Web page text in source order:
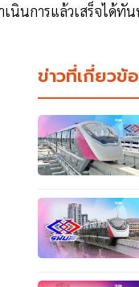
นินการแล้วเสร็จได้ทั
ข่าวที่เกี่ยวข้